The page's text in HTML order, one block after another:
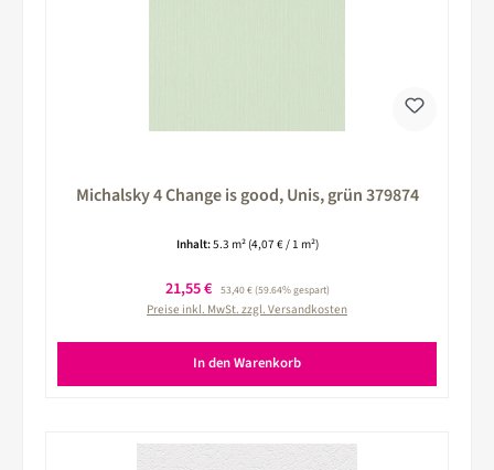
Michalsky 4 Change is good, Unis, grün 379874
Inhalt:5.3 m² (4,07 € / 1 m²)
Verkaufspreis:
21,55 € Regulärer Preis:
53,40 €(59.64% gespart)
Preise inkl. MwSt. zzgl. Versandkosten
In den Warenkorb